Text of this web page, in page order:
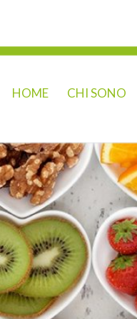
HOME CHI SONO